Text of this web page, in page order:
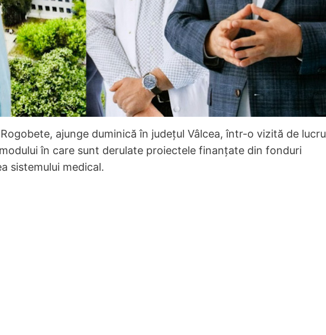
ajunge duminică în județul Vâlcea, într-o vizită de lucru
în care sunt derulate proiectele finanțate din fonduri
sistemului medical.